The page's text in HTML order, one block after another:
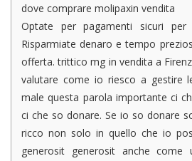
dove comprare molipaxin vendita
Optate per pagamenti sicuri per
Risparmiate denaro e tempo
offerta. trittico mg in vendita a
valutare come io riesco a gestire
male questa parola importante ci
ci che so donare. Se io so donare
ricco non solo in quello che io
generosit generosit anche